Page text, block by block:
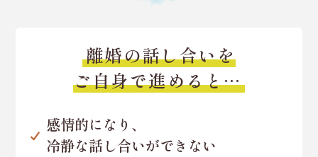
離婚の話し合いを
ご自身で進めると…
感情的になり、
冷静な話し合いができない